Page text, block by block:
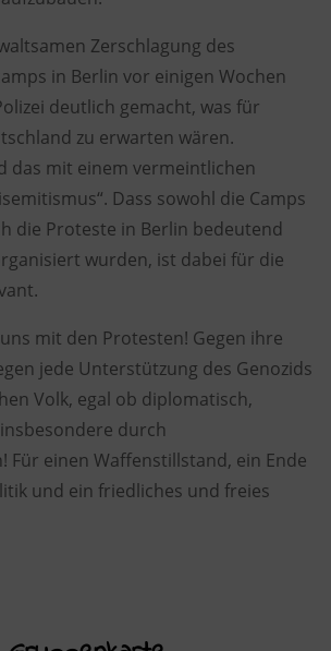
Zerschlagung des
in Berlin vor einigen Wochen
deutlich gemacht, was für
zu erwarten wären.
das mit einem vermeintlichen
Dass sowohl die Camps
die Proteste in Berlin bedeutend
wurden, ist dabei für die
mit den Protesten! Gegen ihre
jede Unterstützung des Genozids
Volk, egal ob diplomatisch,
durch
Für einen Waffenstillstand, ein Ende
und ein friedliches und freies